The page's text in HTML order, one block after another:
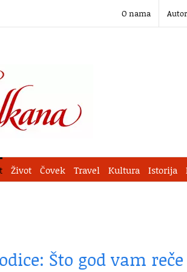
O nama
Život Čovek Travel Kultura Istorija
Što god vam